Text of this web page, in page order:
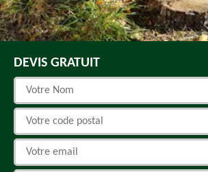
DEVIS GRATUIT